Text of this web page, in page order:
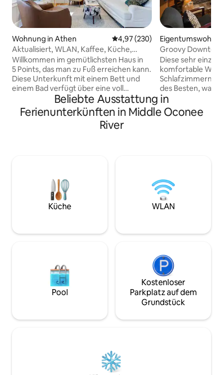
Wohnung in Athen Durchschnittliche Bewertung:
4,97 (230)
Aktualisiert, WLAN, Kaffee, Küche,
bequemes Bett
Willkommen im gemütlichsten Haus in
5 Points, das man zu Fuß erreichen kann.
Diese Unterkunft mit einem Bett und
einem Bad verfügt über eine voll
ausgestattete Küche und lädt zum
Reinkuscheln und Lesen eines Buches
ein, während du durch das große
Fenster die Nachbarschaft überblickst.
du kannst in Richtung des Herzens von
5 Points spazieren, um Essen,
Unterhaltung und Kultur zu genießen.
Nur 5 Gehminuten zum Foley Field und
n
Groovy
Diese sehr
komfortable
Schlafzimmern
des Besten, was
Nur einen Block
Georgia Theater
Gehminuten von
Towers, direkt
vom UGAs North
weltberühmten
von Athen wirst
Beliebte Ausstattung in
Ferienunterkünften in Middle Oconee
River
Küche WLAN
Pool
Kostenloser
Parkplatz auf dem
Grundstück